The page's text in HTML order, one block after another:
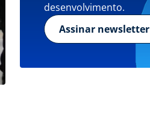
desenvolvimento.
Assinar newsletter